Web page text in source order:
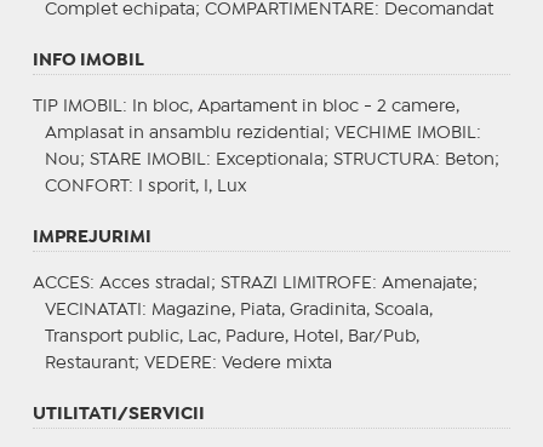
Complet echipata; COMPARTIMENTARE : Decomandat
INFO IMOBIL
TIP IMOBIL : In bloc, Apartament in bloc - 2 camere,
Amplasat in ansamblu rezidential; VECHIME IMOBIL :
Nou; STARE IMOBIL : Exceptionala; STRUCTURA: Beton;
CONFORT : I sporit, I, Lux
IMPREJURIMI
ACCES: Acces stradal; STRAZI LIMITROFE : Amenajate;
VECINATATI : Magazine, Piata, Gradinita, Scoala,
Transport public, Lac, Padure, Hotel, Bar/Pub,
Restaurant; VEDERE : Vedere mixta
UTILITATI/SERVICII